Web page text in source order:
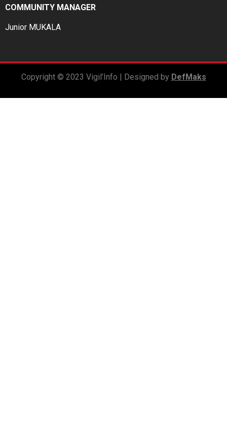
COMMUNITY MANAGER
Junior MUKALA
Copyright © 2023 Vigil’Info | Designed by DefMaks